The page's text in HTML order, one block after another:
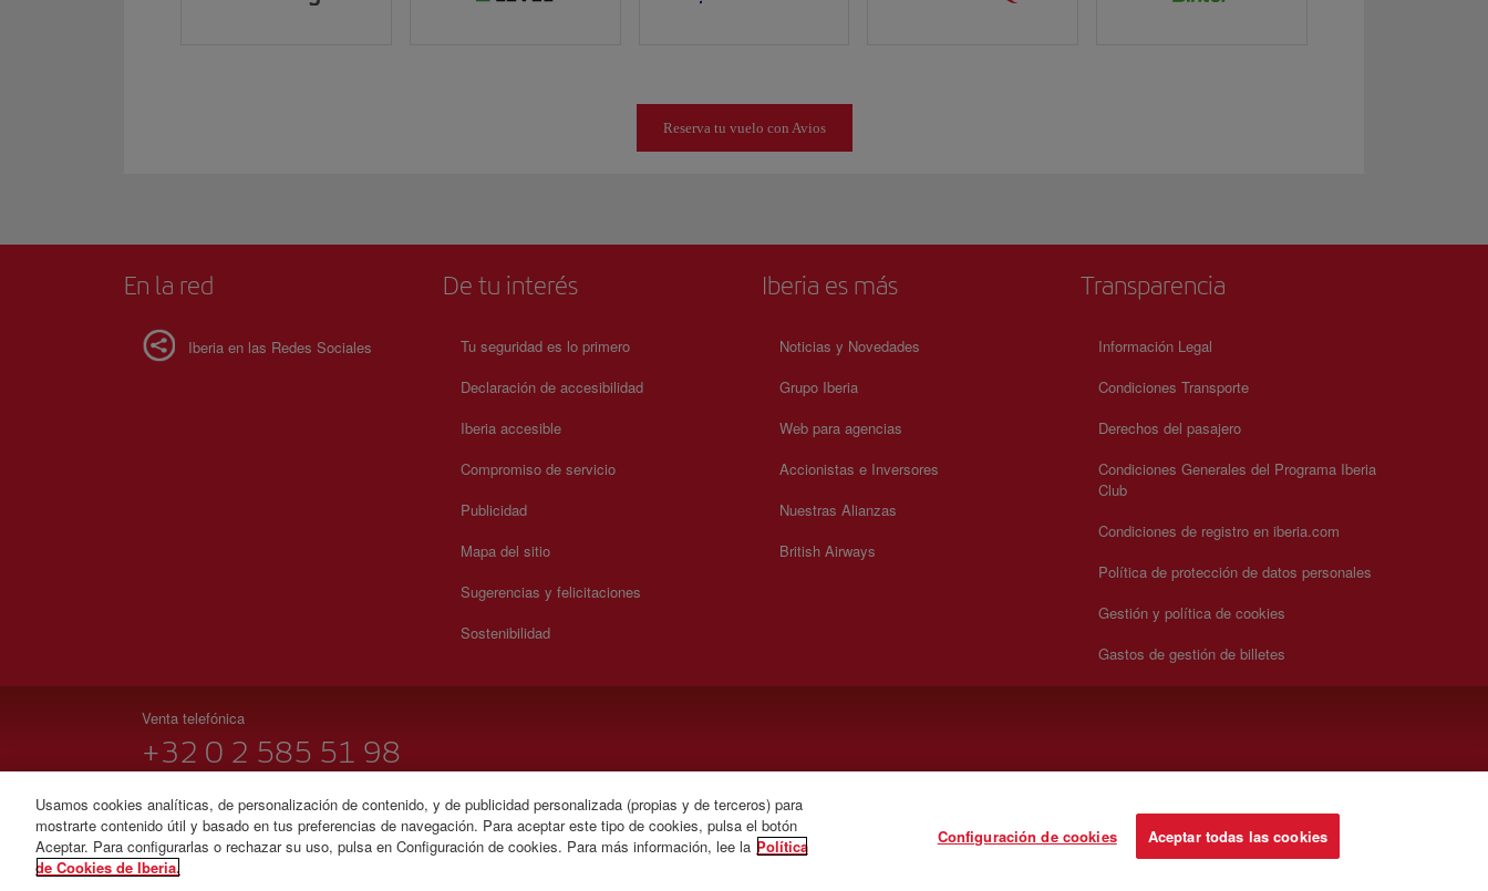
Reserva tu vuelo con Avios
En la red
Iberia en las Redes Sociales
De tu interés
Tu seguridad es lo primero
Declaración de accesibilidad
Iberia accesible
Compromiso de servicio
Publicidad
Mapa del sitio
Sugerencias y felicitaciones
Sostenibilidad
Iberia es más
Noticias y Novedades
Grupo Iberia
Web para agencias
Accionistas e Inversores
Nuestras Alianzas
British Airways
Transparencia
Información Legal
Condiciones Transporte
Derechos del pasajero
Condiciones Generales del Programa Iberia
Club
Condiciones de registro en iberia.com
Política de protección de datos personales
Gestión y política de cookies
Gastos de gestión de billetes
Venta telefónica
+32 0 2 585 51 98
© Iberia 2026
Usamos cookies analíticas, de personalización de contenido, y de publicidad personalizada (propias y de terceros) para
mostrarte contenido útil y basado en tus preferencias de navegación. Para aceptar este tipo de cookies, pulsa el botón
Aceptar. Para configurarlas o rechazar su uso, pulsa en Configuración de cookies. Para más información, lee la Política
de Cookies de Iberia.
Configuración de cookies Aceptar todas las cookies